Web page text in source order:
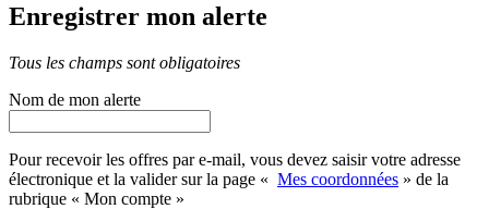
Enregistrer mon alerte
Tous les champs sont obligatoires
Nom de mon alerte
Pour recevoir les offres par e-mail, vous devez saisir votre adresse
électronique et la valider sur la page « Mes coordonnées » de la
rubrique « Mon compte »